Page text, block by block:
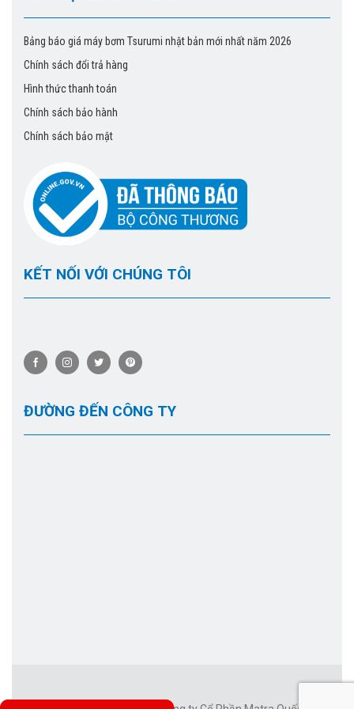
phút.
Chúng tôi phân phối đĩa phân phối khi tinh với thiết bị hàng
hóa chính hãng, cam kết hàng chất lượng cao. Liên hệ với
chúng tôi để có giá tốt nhất
Bảng báo giá máy bơm Tsurumi nhật bản mới nhất năm 2026
Chính sách đổi trả hàng
Hình thức thanh toán
Chính sách bảo hành
Chính sách bảo mật
KẾT NỐI VỚI CHÚNG TÔI
ĐƯỜNG ĐẾN CÔNG TY